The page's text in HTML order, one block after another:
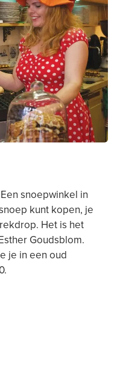
snoepwinkel in
kunt kopen, je
Het is het
Goudsblom.
je in een oud